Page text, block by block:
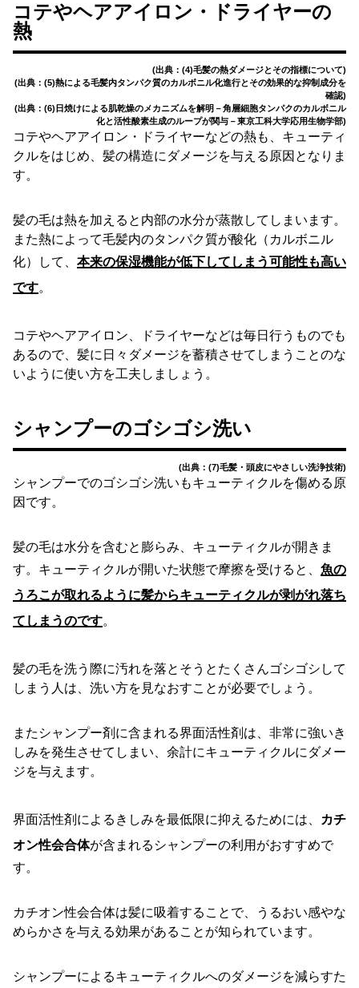
コテやヘアアイロン・ドライヤーの
熱
(出典：(4)毛髪の熱ダメージとその指標について)
(出典：(5)熱による⽑髪内タンパク質のカルボニル化進⾏とその効果的な抑制成分を
確認)
(出典：(6)日焼けによる肌乾燥のメカニズムを解明－角層細胞タンパクのカルボニル
化と活性酸素生成のループが関与－東京工科大学応用生物学部)
コテやヘアアイロン・ドライヤーなどの熱も、キューティ
クルをはじめ、髪の構造にダメージを与える原因となりま
す。
髪の毛は熱を加えると内部の水分が蒸散してしまいます。
また熱によって毛髪内のタンパク質が酸化（カルボニル
化）して、 本来の保湿機能が低下してしまう可能性も高い
です。
コテやヘアアイロン、ドライヤーなどは毎日行うものでも
あるので、髪に日々ダメージを蓄積させてしまうことのな
いように使い方を工夫しましょう。
シャンプーのゴシゴシ洗い
(出典：(7)毛髪・頭皮にやさしい洗浄技術)
シャンプーでのゴシゴシ洗いもキューティクルを傷める原
因です。
髪の毛は水分を含むと膨らみ、キューティクルが開きま
す。キューティクルが開いた状態で摩擦を受けると、 魚の
うろこが取れるように髪からキューティクルが剥がれ落ち
てしまうのです。
髪の毛を洗う際に汚れを落とそうとたくさんゴシゴシして
しまう人は、洗い方を見なおすことが必要でしょう。
またシャンプー剤に含まれる界面活性剤は、非常に強いき
しみを発生させてしまい、余計にキューティクルにダメー
ジを与えます。
界面活性剤によるきしみを最低限に抑えるためには、
カチ
オン性会合体が含まれるシャンプーの利用がおすすめで
す。
カチオン性会合体は髪に吸着することで、うるおい感やな
めらかさを与える効果があることが知られています。
シャンプーによるキューティクルへのダメージを減らすた